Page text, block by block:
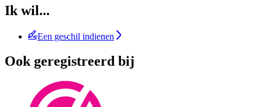
Ik wil...
Een geschil indienen
Ook geregistreerd bij